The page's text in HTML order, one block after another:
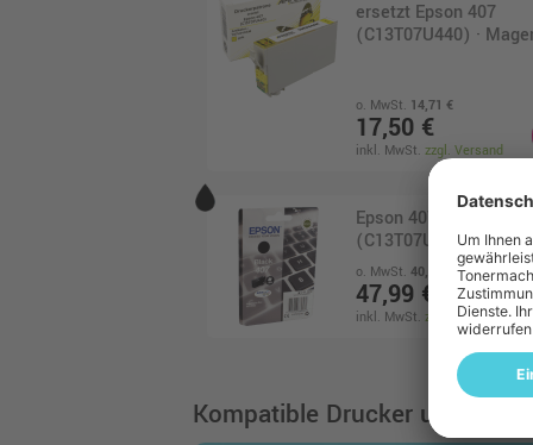
ersetzt Epson 407
(C13T07U440) ·
o. MwSt. 14,71 €
17,50 €
inkl. MwSt. zzgl. Versand
Epson 407
(C13T07U140) ·
o. MwSt. 40,33 €
47,99 €
inkl. MwSt. zzgl. Versand
Kompatible Drucker und